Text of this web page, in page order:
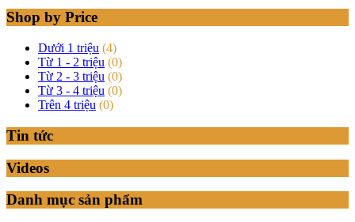
Shop by Price
Dưới 1 triệu (4)
Từ 1 - 2 triệu (0)
Từ 2 - 3 triệu (0)
Từ 3 - 4 triệu (0)
Trên 4 triệu (0)
Tin tức
Videos
Danh mục sản phẩm